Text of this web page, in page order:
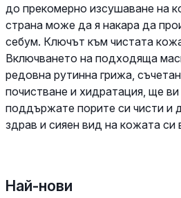
до прекомерно изсушаване на
страна може да я накара да
себум. Ключът към чистата
Включването на подходяща
редовна рутинна грижа,
почистване и хидратация, ще
поддържате порите си чисти и
здрав и сияен вид на кожата си
Най-нови